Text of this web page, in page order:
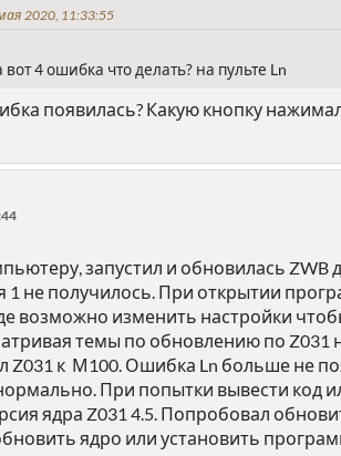
2020, 11:33:55
4 ошибка что делать? на пульте Ln
появилась? Какую кнопку
запустил и обновилась ZWB
1 не получилось. При открытии
возможно изменить настройки
темы по обновлению по Z031
Z031 к М100. Ошибка Ln больше не
При попытки вывести
ядра Z031 4.5. Попробовал
ядро или установить